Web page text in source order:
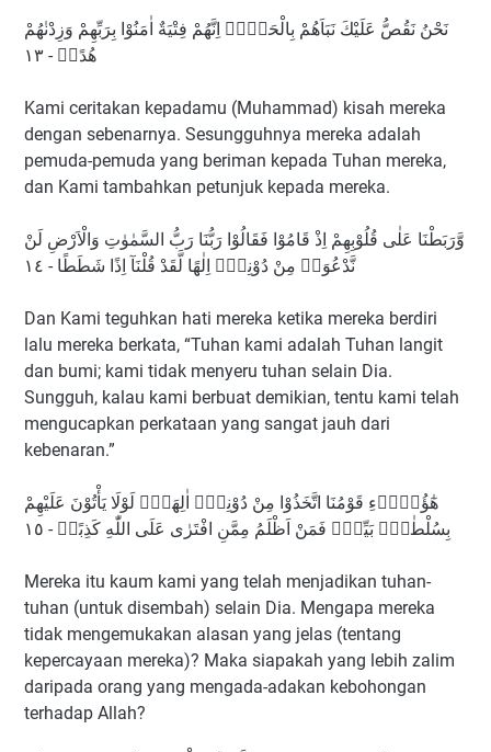
نَحْنُ نَقُصُّ عَلَيْكَ نَبَاَهُمْ بِالْحَقِّۗ اِنَّهُمْ فِتْيَةٌ اٰمَنُوْا بِرَبِّهِمْ وَزِدْنٰهُمْ
هُدًىۖ - ١٣
Kami ceritakan kepadamu (Muhammad) kisah mereka
dengan sebenarnya. Sesungguhnya mereka adalah
pemuda-pemuda yang beriman kepada Tuhan mereka,
dan Kami tambahkan petunjuk kepada mereka.
وَّرَبَطْنَا عَلٰى قُلُوْبِهِمْ اِذْ قَامُوْا فَقَالُوْا رَبُّنَا رَبُّ السَّمٰوٰتِ وَالْاَرْضِ لَنْ
نَّدْعُوَا۟ مِنْ دُوْنِهٖٓ اِلٰهًا لَّقَدْ قُلْنَآ اِذًا شَطَطًا - ١٤
Dan Kami teguhkan hati mereka ketika mereka berdiri
lalu mereka berkata, “Tuhan kami adalah Tuhan langit
dan bumi; kami tidak menyeru tuhan selain Dia.
Sungguh, kalau kami berbuat demikian, tentu kami telah
mengucapkan perkataan yang sangat jauh dari
kebenaran.”
هٰٓؤُلَاۤءِ قَوْمُنَا اتَّخَذُوْا مِنْ دُوْنِهٖٓ اٰلِهَةًۗ لَوْلَا يَأْتُوْنَ عَلَيْهِمْ
بِسُلْطٰنٍۢ بَيِّنٍۗ فَمَنْ اَظْلَمُ مِمَّنِ افْتَرٰى عَلَى اللّٰهِ كَذِبًاۗ - ١٥
Mereka itu kaum kami yang telah menjadikan tuhan-
tuhan (untuk disembah) selain Dia. Mengapa mereka
tidak mengemukakan alasan yang jelas (tentang
kepercayaan mereka)? Maka siapakah yang lebih zalim
daripada orang yang mengada-adakan kebohongan
terhadap Allah?